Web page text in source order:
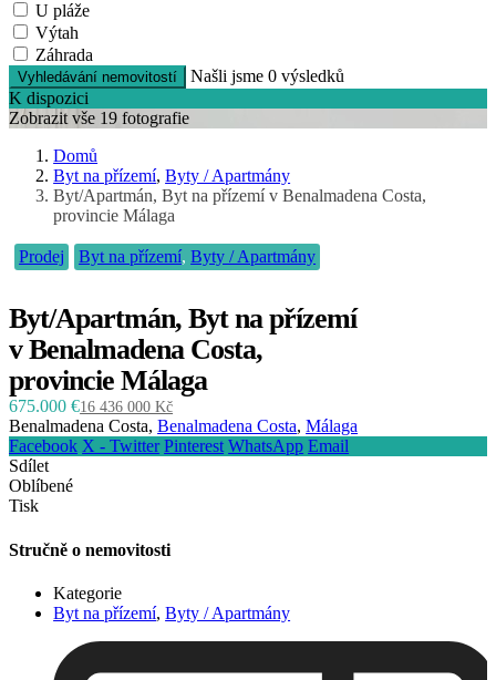
U pláže
Výtah
Záhrada
Vyhledávání nemovitostí Našli jsme0 výsledků
K dispozici
Zobrazit vše 19 fotografie
Domů
Byt na přízemí,Byty / Apartmány
Byt/Apartmán, Byt na přízemí v Benalmadena Costa,
provincie Málaga
Prodej Byt na přízemí,Byty / Apartmány
Byt/Apartmán, Byt na přízemí
v Benalmadena Costa,
provincie Málaga
675.000 €16 436 000 Kč
Benalmadena Costa,Benalmadena Costa,Málaga
Facebook X - Twitter Pinterest WhatsApp Email
Sdílet
Oblíbené
Tisk
Stručně o nemovitosti
Kategorie
Byt na přízemí,Byty / Apartmány